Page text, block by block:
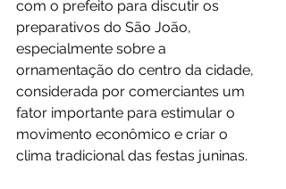
com o prefeito para discutir os
preparativos do São João,
especialmente sobre a
ornamentação do centro da cidade,
considerada por comerciantes um
fator importante para estimular o
movimento econômico e criar o
clima tradicional das festas juninas.